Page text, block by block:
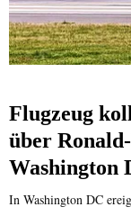
Flugzeug
über
Washington
In Washington DC